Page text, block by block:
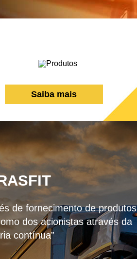
Saiba mais
de fornecimento de produtos
dos acionistas através da
contínua”